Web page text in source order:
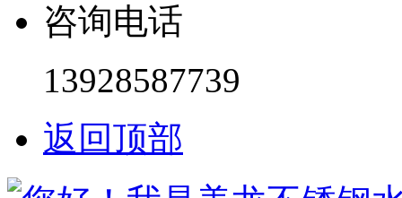
咨询电话
13928587739
返回顶部